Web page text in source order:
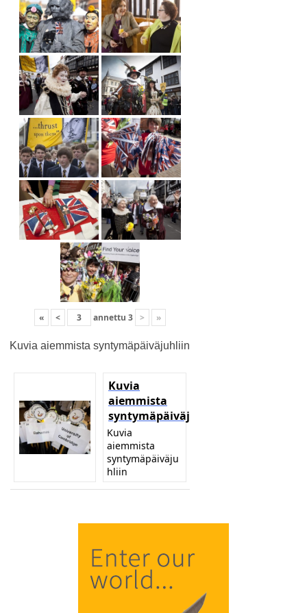
« < annettu 3 > »
Kuvia aiemmista syntymäpäiväjuhliin
Kuvia
aiemmista
syntymäpäiväjuhliin
Kuvia
aiemmista
syntymäpäiväju
hliin